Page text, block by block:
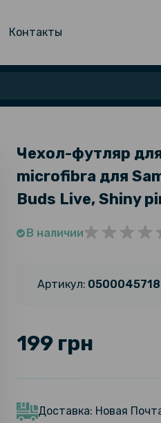
Контакты
Чехол-футляр
microfibra для
Buds Live, Shiny
В наличии
Артикул:
199 грн
Доставка: Новая